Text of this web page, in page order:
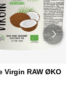
Virgin RAW ØKO